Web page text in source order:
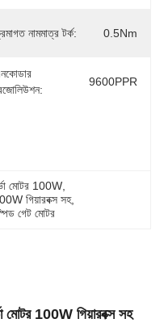
নামমাত্র টর্ক: 0.5Nm
9600PPR
মোটর 100W
গিয়ারবক্স সহ,
গেট মোটর
100W গিয়ারবক্স সহ